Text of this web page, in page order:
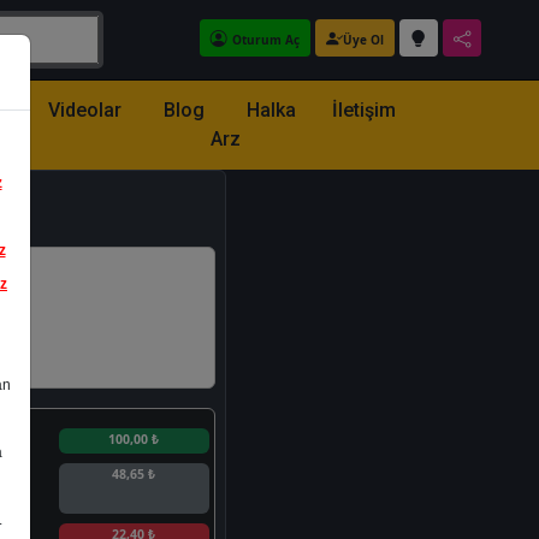
Oturum Aç Üye Ol
Videolar Blog
Halka
Arz
İletişim
100,00 ₺
48,65 ₺
22,40 ₺